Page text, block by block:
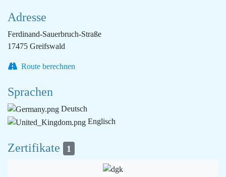
Adresse
Ferdinand-Sauerbruch-Straße
17475 Greifswald
Route berechnen
Sprachen
Deutsch
Englisch
Zertifikate 1